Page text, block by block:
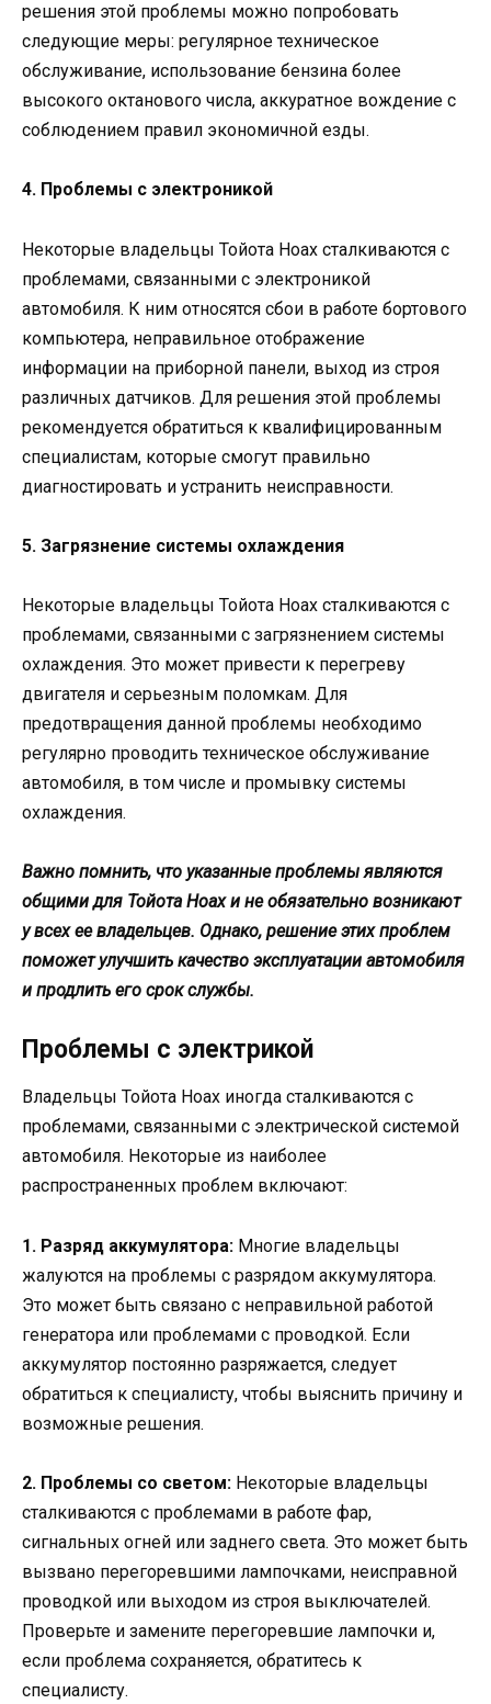
решения этой проблемы можно попробовать
следующие меры: регулярное техническое
обслуживание, использование бензина более
высокого октанового числа, аккуратное вождение с
соблюдением правил экономичной езды.
4. Проблемы с электроникой
Некоторые владельцы Тойота Ноах сталкиваются с
проблемами, связанными с электроникой
автомобиля. К ним относятся сбои в работе бортового
компьютера, неправильное отображение
информации на приборной панели, выход из строя
различных датчиков. Для решения этой проблемы
рекомендуется обратиться к квалифицированным
специалистам, которые смогут правильно
диагностировать и устранить неисправности.
5. Загрязнение системы охлаждения
Некоторые владельцы Тойота Ноах сталкиваются с
проблемами, связанными с загрязнением системы
охлаждения. Это может привести к перегреву
двигателя и серьезным поломкам. Для
предотвращения данной проблемы необходимо
регулярно проводить техническое обслуживание
автомобиля, в том числе и промывку системы
охлаждения.
Важно помнить, что указанные проблемы являются
общими для Тойота Ноах и не обязательно возникают
у всех ее владельцев. Однако, решение этих проблем
поможет улучшить качество эксплуатации автомобиля
и продлить его срок службы.
Проблемы с электрикой
Владельцы Тойота Ноах иногда сталкиваются с
проблемами, связанными с электрической системой
автомобиля. Некоторые из наиболее
распространенных проблем включают:
1. Разряд аккумулятора: Многие владельцы
жалуются на проблемы с разрядом аккумулятора.
Это может быть связано с неправильной работой
генератора или проблемами с проводкой. Если
аккумулятор постоянно разряжается, следует
обратиться к специалисту, чтобы выяснить причину и
возможные решения.
2. Проблемы со светом: Некоторые владельцы
сталкиваются с проблемами в работе фар,
сигнальных огней или заднего света. Это может быть
вызвано перегоревшими лампочками, неисправной
проводкой или выходом из строя выключателей.
Проверьте и замените перегоревшие лампочки и,
если проблема сохраняется, обратитесь к
специалисту.